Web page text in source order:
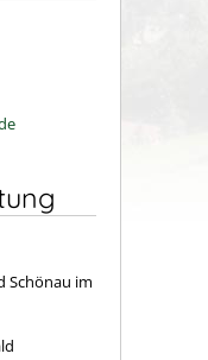
Schönau im